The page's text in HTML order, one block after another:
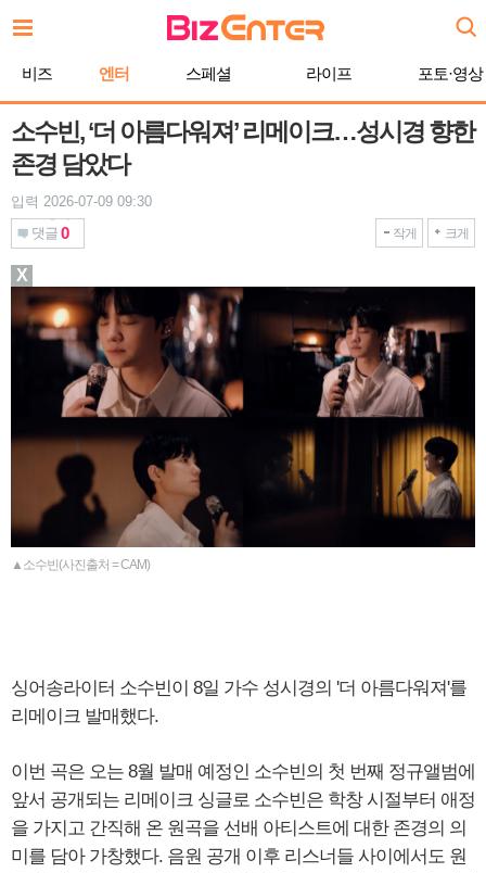
문
비즈 엔터 스페셜 라이프 포토·영상
소수빈, ‘더 아름다워져’ 리메이크…성시경 향한
존경 담았다
입력 2026-07-09 09:30
댓글 0 작게 크게
▲소수빈(사진출처 = CAM)
싱어송라이터 소수빈이 8일 가수 성시경의 '더 아름다워져'를
리메이크 발매했다.
이번 곡은 오는 8월 발매 예정인 소수빈의 첫 번째 정규앨범에
앞서 공개되는 리메이크 싱글로 소수빈은 학창 시절부터 애정
을 가지고 간직해 온 원곡을 선배 아티스트에 대한 존경의 의
미를 담아 가창했다. 음원 공개 이후 리스너들 사이에서도 원
X